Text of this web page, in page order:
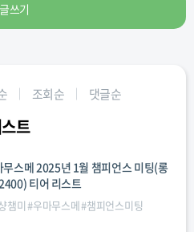
글쓰기
조회순 댓글순
트
무스메 2025년 1월 챔피언스 미팅(롱
티어 리스트
챔미#우마무스메#챔피언스미팅